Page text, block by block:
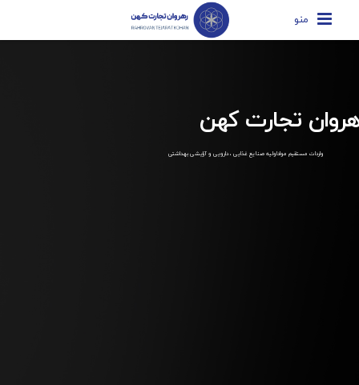
منو
تجارت کهن
واردات مستقیم مواداولیه صنایع غذایی ، دارویی و آرایشی بهداشتی